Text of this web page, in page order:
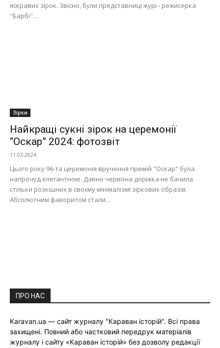
яскравих зірок. Звісно, були представниці журі - режисерка
"Барбі"...
Зірки
Найкращі сукні зірок на церемонії
“Оскар” 2024: фотозвіт
11.03.2024
Цього року 96-та церемонія вручення премій "Оскар" була
напрочуд елегантною. Давно червона доріжка не бачила
стільки розкішних в своєму мінімалізмі зіркових образів.
Абсолютним фаворитом стали...
ПРО НАС
Karavan.ua — сайт журналу "Караван історій". Всі права
захищені. Повний або частковий передрук матеріалів
журналу і сайту «Караван історій» без дозволу редакції